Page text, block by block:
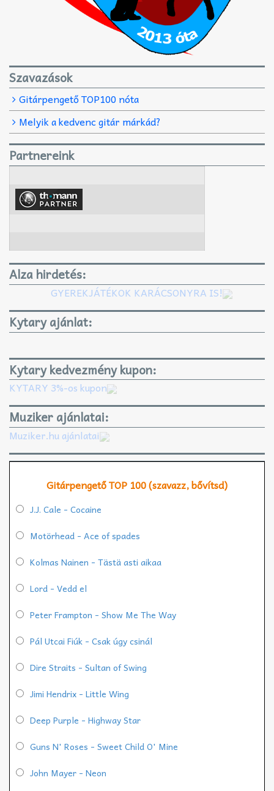
Szavazások
Gitárpengető TOP100 nóta
Melyik a kedvenc gitár márkád?
Partnereink
Alza hirdetés:
GYEREKJÁTÉKOK KARÁCSONYRA IS!
Kytary ajánlat:
Kytary kedvezmény kupon:
KYTARY 3%-os kupon
Muziker ajánlatai:
Muziker.hu ajánlatai
Gitárpengető TOP 100 (szavazz, bővítsd)
J.J. Cale - Cocaine
Motörhead - Ace of spades
Kolmas Nainen - Tästä asti aikaa
Lord - Vedd el
Peter Frampton - Show Me The Way
Pál Utcai Fiúk - Csak úgy csinál
Dire Straits - Sultan of Swing
Jimi Hendrix - Little Wing
Deep Purple - Highway Star
Guns N' Roses - Sweet Child O' Mine
John Mayer - Neon